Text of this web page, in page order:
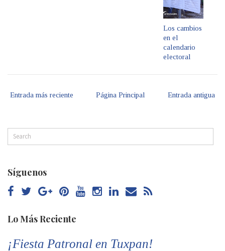
Los cambios
en el
calendario
electoral
Entrada más reciente Entrada antigua
Página Principal
Síguenos
Lo Más Reciente
¡Fiesta Patronal en Tuxpan!